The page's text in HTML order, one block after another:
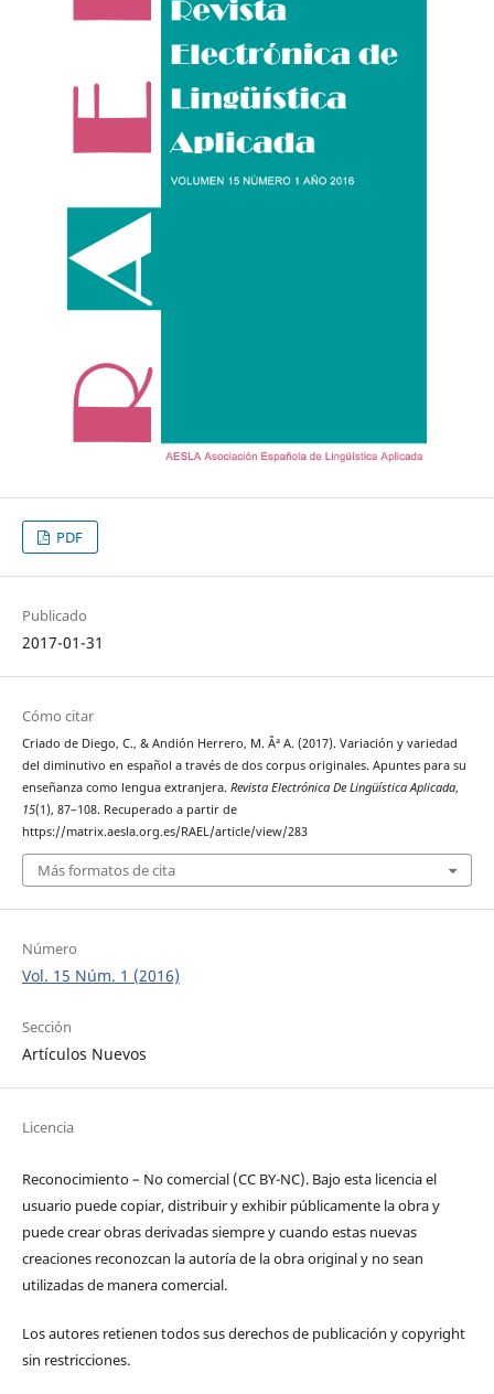
PDF
Publicado
2017-01-31
Cómo citar
Criado de Diego, C., & Andión Herrero, M. Âª A. (2017). Variación y variedad
del diminutivo en español a través de dos corpus originales. Apuntes para su
enseñanza como lengua extranjera. Revista Electrónica De Lingüística Aplicada,
15(1), 87–108. Recuperado a partir de
https://matrix.aesla.org.es/RAEL/article/view/283
Más formatos de cita
Número
Vol. 15 Núm. 1 (2016)
Sección
Artículos Nuevos
Licencia
Reconocimiento – No comercial (CC BY-­NC). Bajo esta licencia el
usuario puede copiar, distribuir y exhibir públicamente la obra y
puede crear obras derivadas siempre y cuando estas nuevas
creaciones reconozcan la autoría de la obra original y no sean
utilizadas de manera comercial.
Los autores retienen todos sus derechos de publicación y copyright
sin restricciones.